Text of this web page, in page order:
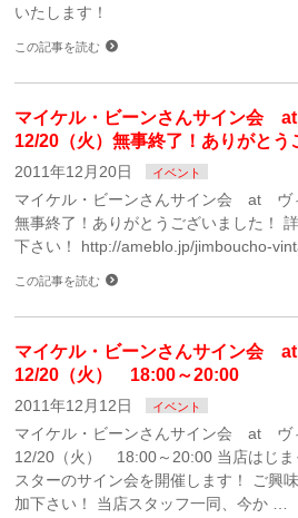
いたします！
この記事を読む
マイケル・ビーンさんサイン会
12/20（火）無事終了！ありがとう
2011年12月20日 イベント
マイケル・ビーンさんサイン会 at ヴ
無事終了！ありがとうございました！
下さい！ http://ameblo.jp/jimboucho-
この記事を読む
マイケル・ビーンさんサイン会
12/20（火） 18:00～20:00
2011年12月12日 イベント
マイケル・ビーンさんサイン会 at ヴ
12/20（火） 18:00～20:00 当店はじま
スターのサイン会を開催します！ ご興
加下さい！ 当店スタッフ一同、今か …